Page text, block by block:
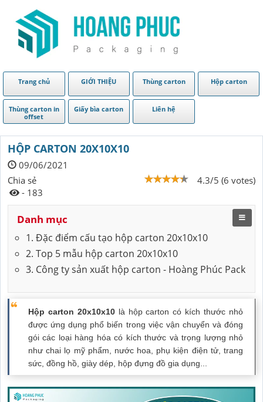
Trang chủ GIỚI THIỆU Thùng carton Hộp carton
Thùng carton in
offset
Giấy bìa carton Liên hệ
HỘP CARTON 20X10X10
09/06/2021
4.3/5 (6 votes)
Chia sẻ
- 183
Danh mục
1. Đặc điểm cấu tạo hộp carton 20x10x10
2. Top 5 mẫu hộp carton 20x10x10
3. Công ty sản xuất hộp carton - Hoàng Phúc Pack
Hộp carton 20x10x10 là hộp carton có kích thước nhỏ
được ứng dụng phổ biến trong việc vận chuyển và đóng
gói các loại hàng hóa có kích thước và trọng lượng nhỏ
như chai lọ mỹ phẩm, nước hoa, phụ kiện điện tử, trang
sức, đồng hồ, giày dép, hộp đựng đồ gia dụng...